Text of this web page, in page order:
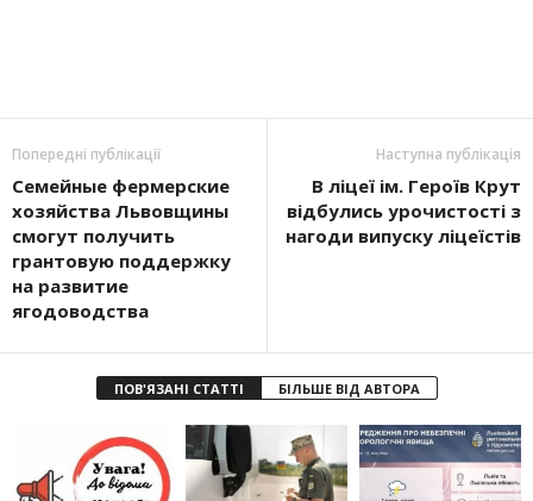
Попередні публікації
Семейные фермерские
хозяйства Львовщины
смогут получить
грантовую поддержку
на развитие
ягодоводства
Наступна публікація
В ліцеї ім. Героїв Крут
відбулись урочистості з
нагоди випуску ліцеїстів
ПОВ'ЯЗАНІ СТАТТІ БІЛЬШЕ ВІД АВТОРА